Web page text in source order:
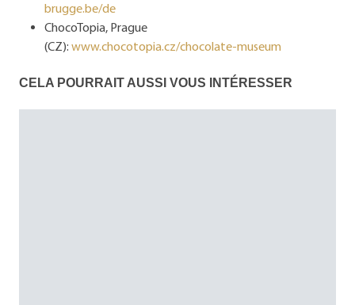
brugge.be/de
ChocoTopia, Prague
(CZ): www.chocotopia.cz/chocolate-museum
CELA POURRAIT AUSSI VOUS INTÉRESSER